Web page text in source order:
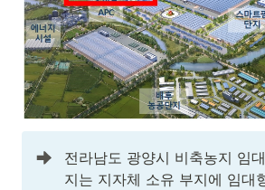
전라남도 광양시 비축농지 임
지는 지자체 소유 부지에 임대